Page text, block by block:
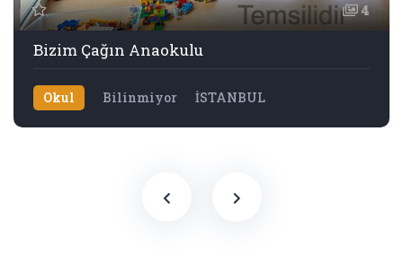
4
Bizim Çağın Anaokulu
Okul Bilinmiyor İSTANBUL